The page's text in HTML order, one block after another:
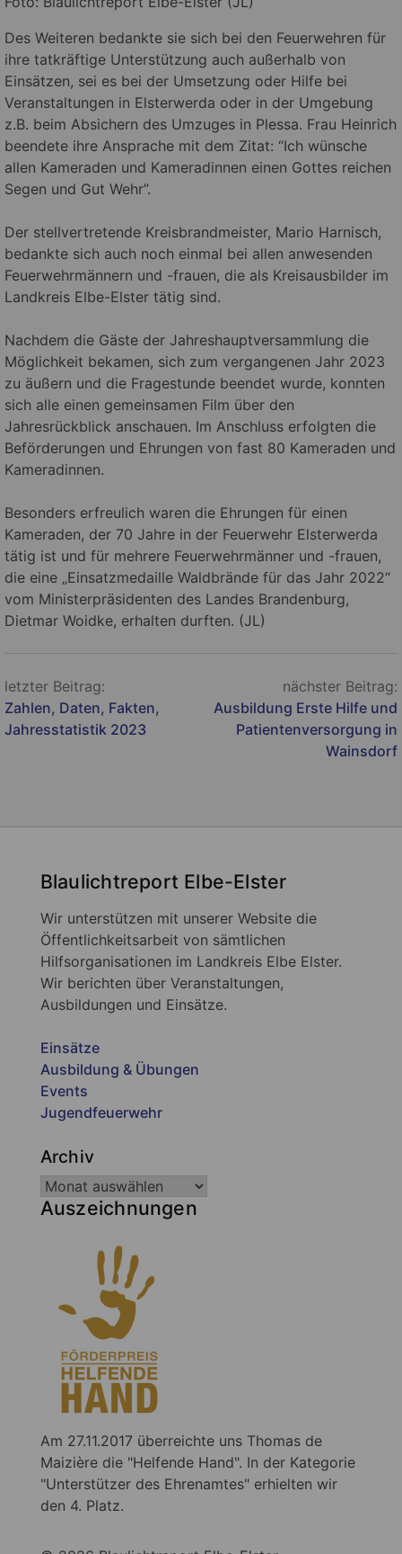
Des Weiteren bedankte sie sich bei den Feuerwehren für
ihre tatkräftige Unterstützung auch außerhalb von
Einsätzen, sei es bei der Umsetzung oder Hilfe bei
Veranstaltungen in Elsterwerda oder in der Umgebung
z.B. beim Absichern des Umzuges in Plessa. Frau Heinrich
beendete ihre Ansprache mit dem Zitat: “Ich wünsche
allen Kameraden und Kameradinnen einen Gottes reichen
Segen und Gut Wehr”.
Der stellvertretende Kreisbrandmeister, Mario Harnisch,
bedankte sich auch noch einmal bei allen anwesenden
Feuerwehrmännern und -frauen, die als Kreisausbilder im
Landkreis Elbe-Elster tätig sind.
Nachdem die Gäste der Jahreshauptversammlung die
Möglichkeit bekamen, sich zum vergangenen Jahr 2023
zu äußern und die Fragestunde beendet wurde, konnten
sich alle einen gemeinsamen Film über den
Jahresrückblick anschauen. Im Anschluss erfolgten die
Beförderungen und Ehrungen von fast 80 Kameraden und
Kameradinnen.
Besonders erfreulich waren die Ehrungen für einen
Kameraden, der 70 Jahre in der Feuerwehr Elsterwerda
tätig ist und für mehrere Feuerwehrmänner und -frauen,
die eine „Einsatzmedaille Waldbrände für das Jahr 2022“
vom Ministerpräsidenten des Landes Brandenburg,
Dietmar Woidke, erhalten durften. (JL)
Beitragsnavigation
letzter Beitrag:
Zahlen, Daten, Fakten,
Jahresstatistik 2023
nächster Beitrag:
Ausbildung Erste Hilfe und
Patientenversorgung in
Wainsdorf
Blaulichtreport Elbe-Elster
Wir unterstützen mit unserer Website die
Öffentlichkeitsarbeit von sämtlichen
Hilfsorganisationen im Landkreis Elbe Elster.
Wir berichten über Veranstaltungen,
Ausbildungen und Einsätze.
Einsätze
Ausbildung & Übungen
Events
Jugendfeuerwehr
Archiv
Auszeichnungen
Am 27.11.2017 überreichte uns Thomas de
Maizière die "Helfende Hand". In der Kategorie
"Unterstützer des Ehrenamtes" erhielten wir
den 4. Platz.